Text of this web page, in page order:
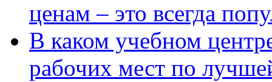
ценам – это всегда
В каком учебном
рабочих мест по